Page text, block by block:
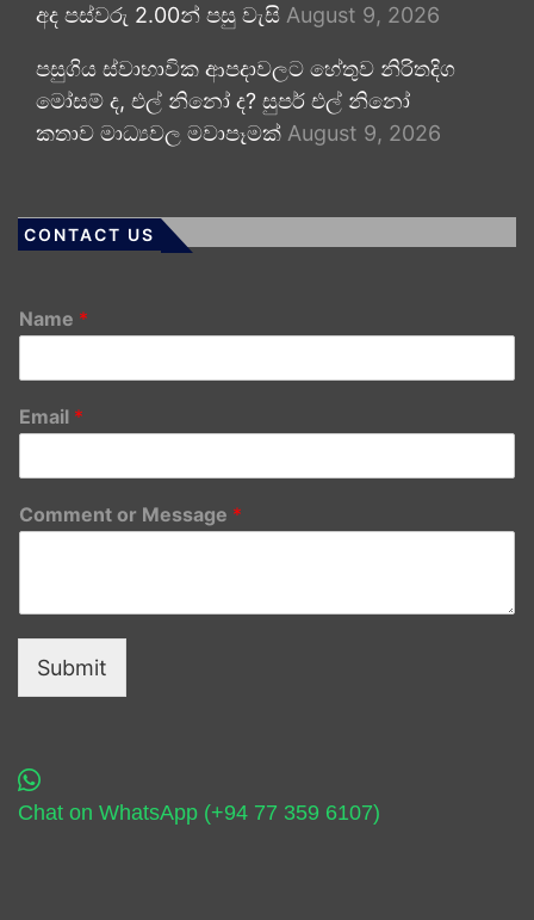
අද පස්වරු 2.00න් පසු වැසි August 9, 2026
පසුගිය ස්වාභාවික ආපදාවලට හේතුව නිරිතදිග
මෝසම් ද, එල් නිනෝ ද? සුපර් එල් නිනෝ
කතාව මාධ්‍යවල මවාපෑමක් August 9, 2026
CONTACT US
Name *
Email *
Comment or Message *
Submit
Chat on WhatsApp (+94 77 359 6107)